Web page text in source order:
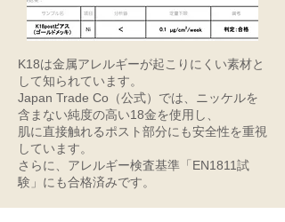
K18は金属アレルギーが起こりにくい素材と
して知られています。
Japan Trade Co（公式）では、ニッケルを
含まない純度の高い18金を使用し、
肌に直接触れるポスト部分にも安全性を重視
しています。
さらに、アレルギー検査基準「EN1811試
験」にも合格済みです。